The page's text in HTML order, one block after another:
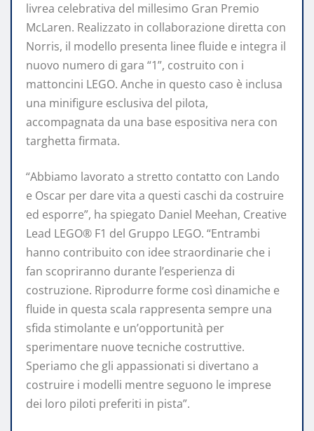
livrea celebrativa del millesimo Gran Premio
McLaren. Realizzato in collaborazione diretta con
Norris, il modello presenta linee fluide e integra il
nuovo numero di gara “1”, costruito con i
mattoncini LEGO. Anche in questo caso è inclusa
una minifigure esclusiva del pilota,
accompagnata da una base espositiva nera con
targhetta firmata.
“Abbiamo lavorato a stretto contatto con Lando
e Oscar per dare vita a questi caschi da costruire
ed esporre”, ha spiegato Daniel Meehan, Creative
Lead LEGO® F1 del Gruppo LEGO. “Entrambi
hanno contribuito con idee straordinarie che i
fan scopriranno durante l’esperienza di
costruzione. Riprodurre forme così dinamiche e
fluide in questa scala rappresenta sempre una
sfida stimolante e un’opportunità per
sperimentare nuove tecniche costruttive.
Speriamo che gli appassionati si divertano a
costruire i modelli mentre seguono le imprese
dei loro piloti preferiti in pista”.